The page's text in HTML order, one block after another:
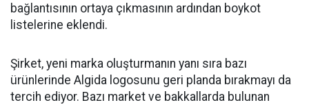
bağlantısının ortaya çıkmasının ardından boykot
listelerine eklendi.
Şirket, yeni marka oluşturmanın yanı sıra bazı
ürünlerinde Algida logosunu geri planda bırakmayı da
tercih ediyor. Bazı market ve bakkallarda bulunan